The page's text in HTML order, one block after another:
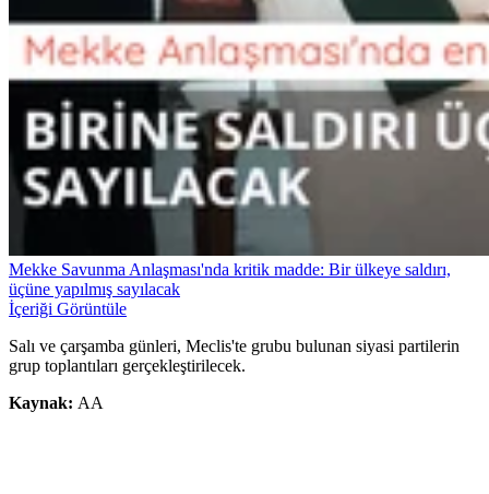
Mekke Savunma Anlaşması'nda kritik madde: Bir ülkeye saldırı,
üçüne yapılmış sayılacak
İçeriği Görüntüle
Salı ve çarşamba günleri, Meclis'te grubu bulunan siyasi partilerin
grup toplantıları gerçekleştirilecek.
Kaynak: AA